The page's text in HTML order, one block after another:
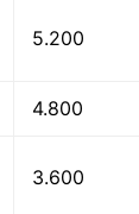
5.200
4.800
3.600